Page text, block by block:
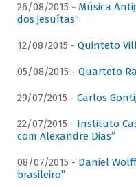
26/08/2015 - Música
dos jesuítas”
12/08/2015 - Quinteto
05/08/2015 - Quarteto
29/07/2015 - Carlos
22/07/2015 - Instituto
com Alexandre Dias”
08/07/2015 - Daniel
brasileiro”